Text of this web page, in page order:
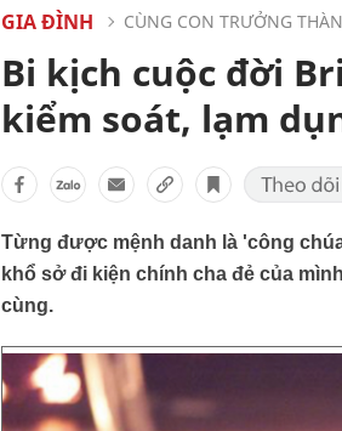
GIA ĐÌNH CÙNG CON TRƯỞNG
Bi kịch cuộc đời
kiểm soát, lạm
Từng được mệnh danh là 'công
khổ sở đi kiện chính cha đẻ của
cùng.